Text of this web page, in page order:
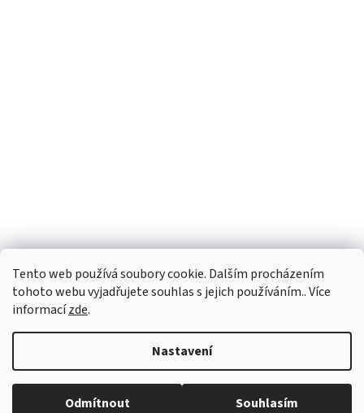
Tento web používá soubory cookie. Dalším procházením
tohoto webu vyjadřujete souhlas s jejich používáním.. Více
informacízde.
Nastavení
Odmítnout Souhlasím
Copyright 2026PEGASPLUS. Všechna práva vyhrazena.Upravit